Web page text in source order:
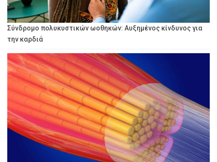
Σύνδρομο πολυκυστικών ωοθηκών: Αυξημένος κίνδυνος για
την καρδιά